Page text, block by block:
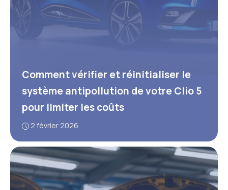
Comment vérifier et réinitialiser le
système antipollution de votre Clio 5
pour limiter les coûts
2 février 2026